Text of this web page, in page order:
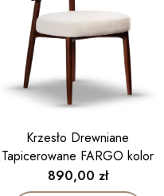
Krzesło Drewniane
Tapicerowane FARGO kolor
orzech
Cena
890,00 zł